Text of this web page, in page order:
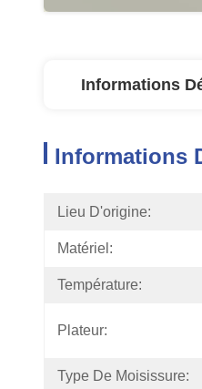
Informations
Informations
Lieu D'origine:
Matériel:
Température:
Plateur:
Type De Moisissure: